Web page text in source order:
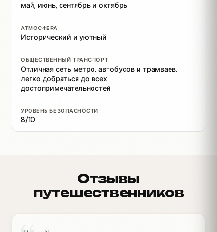
май, июнь, сентябрь и октябрь
АТМОСФЕРА
Исторический и уютный
ОБЩЕСТВЕННЫЙ ТРАНСПОРТ
Отличная сеть метро, автобусов и трамваев,
легко добраться до всех
достопримечательностей
УРОВЕНЬ БЕЗОПАСНОСТИ
8/10
Отзывы
путешественников